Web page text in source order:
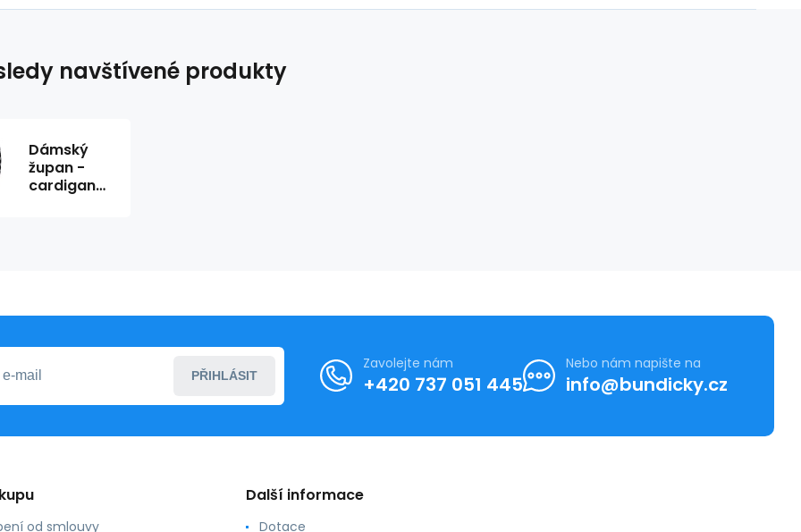
navštívené produkty
Dámský
župan -
cardigan
PŘIHLÁSIT
Zavolejte nám
+420 737 051 445
Nebo nám napište na
info@bundicky.cz
od smlouvy
Další informace
Dotace